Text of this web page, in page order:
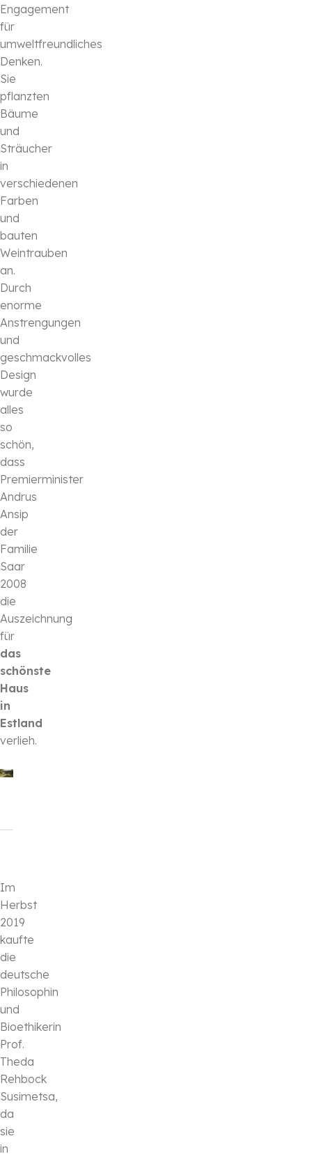
Engagement
für
umweltfreundliches
Denken.
Sie
pflanzten
Bäume
und
Sträucher
in
verschiedenen
Farben
und
bauten
Weintrauben
an.
Durch
enorme
Anstrengungen
und
geschmackvolles
Design
wurde
alles
so
schön,
dass
Premierminister
Andrus
Ansip
der
Familie
Saar
2008
die
Auszeichnung
für
das
schönste
Haus
in
Estland
verlieh.
Im
Herbst
2019
kaufte
die
deutsche
Philosophin
und
Bioethikerin
Prof.
Theda
Rehbock
Susimetsa,
da
sie
in